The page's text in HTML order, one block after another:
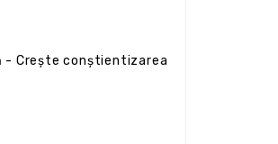
- Crește conștientizarea